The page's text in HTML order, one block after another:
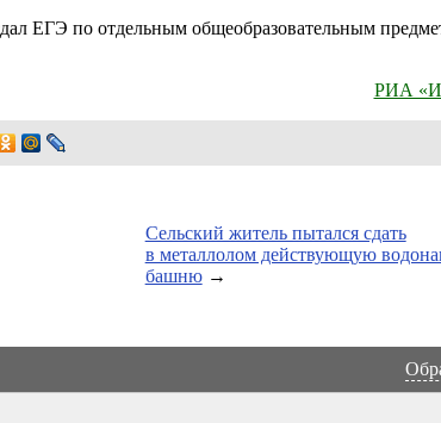
ЕГЭ по отдельным общеобразовательным
РИА
Сельский житель пытался сдать
в металлолом действующую
башню→